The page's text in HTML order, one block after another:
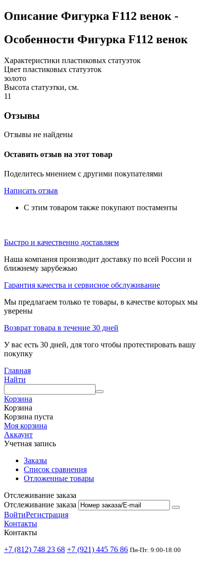
Описание Фигурка F112 венок -
Особенности Фигурка F112 венок
Характеристики пластиковых статуэток
Цвет пластиковых статуэток
золото
Высота статуэтки, см.
11
Отзывы
Отзывы не найдены
Оставить отзыв на этот товар
Поделитесь мнением с другими покупателями
Написать отзыв
С этим товаром также покупают постаменты
Быстро и качественно доставляем
Наша компания производит доставку по всей России и
ближнему зарубежью
Гарантия качества и сервисное обслуживание
Мы предлагаем только те товары, в качестве которых мы
уверены
Возврат товара в течение 30 дней
У вас есть 30 дней, для того чтобы протестировать вашу
покупку
Главная
Найти
Корзина
Корзина
Корзина пуста
Моя корзина
Аккаунт
Учетная запись
Заказы
Список сравнения
Отложенные товары
Отслеживание заказа
Отслеживание заказа
ВойтиРегистрация
Контакты
Контакты
+7 (812) 748 23 68 +7 (921) 445 76 86 Пн-Пт: 9:00-18:00